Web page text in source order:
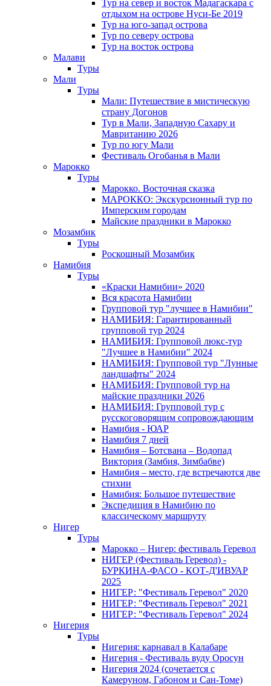
Тур на север и восток Мадагаскара с
отдыхом на острове Нуси-Бе 2019
Тур на юго-запад острова
Тур по северу острова
Тур на восток острова
Малави
Туры
Мали
Туры
Мали: Путешествие в мистическую
страну Догонов
Тур в Мали, Западную Сахару и
Мавританию 2026
Тур по югу Мали
Фестиваль Огобанья в Мали
Марокко
Туры
Марокко. Восточная сказка
МАРОККО: Экскурсионный тур по
Имперским городам
Майские праздники в Марокко
Мозамбик
Туры
Роскошный Мозамбик
Намибия
Туры
«Краски Намибии» 2020
Вся красота Намибии
Групповой тур "лучшее в Намибии"
НАМИБИЯ: Гарантированный
групповой тур 2024
НАМИБИЯ: Групповой люкс-тур
"Лучшее в Намибии" 2024
НАМИБИЯ: Групповой тур "Лунные
ландшафты" 2024
НАМИБИЯ: Групповой тур на
майские праздники 2026
НАМИБИЯ: Групповой тур с
русскоговорящим сопровождающим
Намибия - ЮАР
Намибия 7 дней
Намибия – Ботсвана – Водопад
Виктория (Замбия, Зимбабве)
Намибия – место, где встречаются две
стихии
Намибия: Большое путешествие
Экспедиция в Намибию по
классическому маршруту
Нигер
Туры
Марокко – Нигер: фестиваль Геревол
НИГЕР (Фестиваль Геревол) -
БУРКИНА-ФАСО - КОТ-Д'ИВУАР
2025
НИГЕР: "Фестиваль Геревол" 2020
НИГЕР: "Фестиваль Геревол" 2021
НИГЕР: "Фестиваль Геревол" 2024
Нигерия
Туры
Нигерия: карнавал в Калабаре
Нигерия - Фестиваль вуду Оросун
Нигерия 2024 (сочетается с
Камеруном, Габоном и Сан-Томе)